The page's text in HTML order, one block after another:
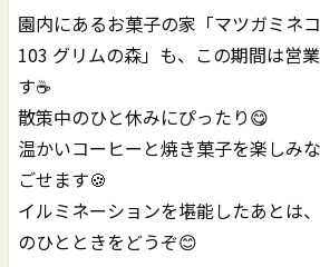
園内にあるお菓子の家「マツガミネ
103 グリムの森」も、この期間は営
す☕️
散策中のひと休みにぴったり😋
温かいコーヒーと焼き菓子を楽しみ
ごせます🍪
イルミネーションを堪能したあとは
のひとときをどうぞ😊